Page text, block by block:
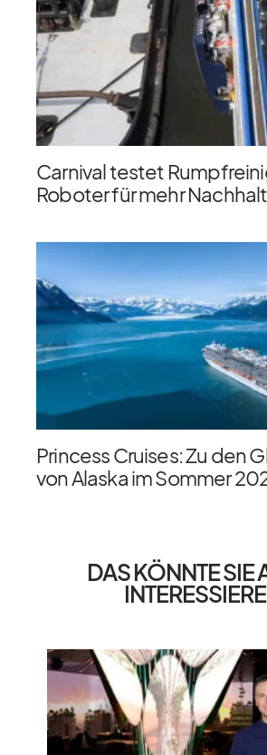
Carnival testet
Roboter für mehr
Princess Cruises: Zu den
von Alaska im Sommer
DAS KÖNNTE SIE